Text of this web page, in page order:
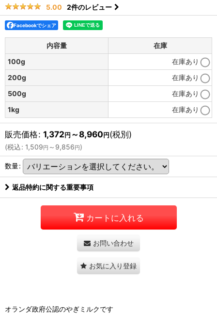
5.00 2件のレビュー
Facebookでシェア
内容量
在庫
100g
在庫あり
200g
在庫あり
500g
在庫あり
1kg
在庫あり
販売価格: 1,372円 ～8,960円(税別)
(税込: 1,509円 ～9,856円)
数量:
返品特約に関する重要事項
カートに入れる
お問い合わせ
お気に入り登録
オランダ政府公認のやぎミルクです